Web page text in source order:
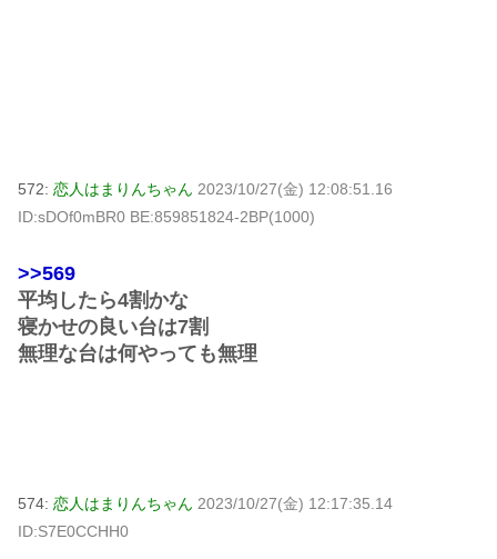
572: 恋人はまりんちゃん 2023/10/27(金) 12:08:51.16
ID:sDOf0mBR0 BE:859851824-2BP(1000)
>>569
平均したら4割かな
寝かせの良い台は7割
無理な台は何やっても無理
574: 恋人はまりんちゃん 2023/10/27(金) 12:17:35.14
ID:S7E0CCHH0